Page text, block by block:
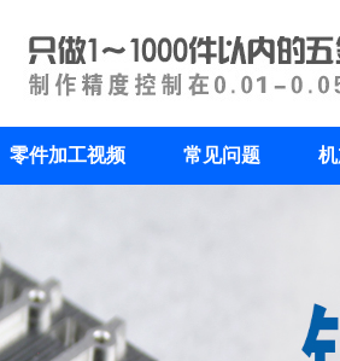
零件加工视频 常见问题